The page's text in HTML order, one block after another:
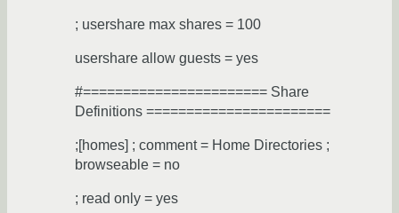
; usershare max shares = 100
usershare allow guests = yes
#======================= Share
Definitions =======================
;[homes] ; comment = Home Directories ;
browseable = no
; read only = yes